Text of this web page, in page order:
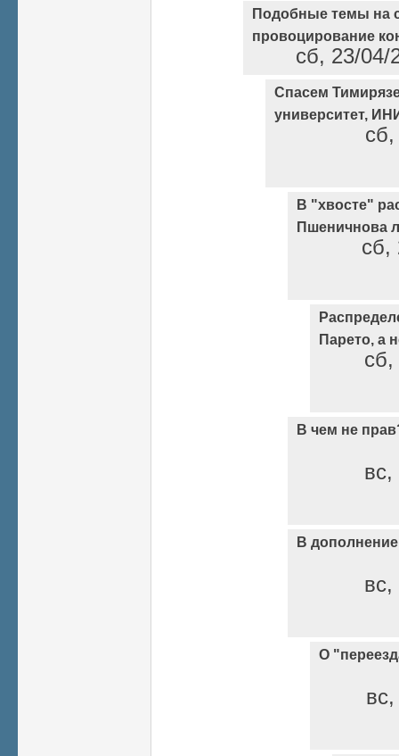
Подобные темы на
провоцирование
сб, 23/
Спасем
университет,
В "хвосте"
Пшеничнова
сб,
Парето, а
В чем не
В дополнение
О